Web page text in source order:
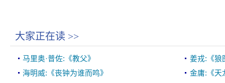
大家正在读 >>
马里奥·普佐:《教父》
姜戎:《狼
海明威:《丧钟为谁而鸣》
金庸:《天